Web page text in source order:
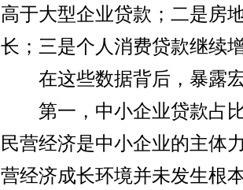
高于大型企业贷款；二是房
长；三是个人消费贷款继续
在这些数据背后，暴露宏
第一，中小企业贷款占比
民营经济是中小企业的主体
营经济成长环境并未发生根